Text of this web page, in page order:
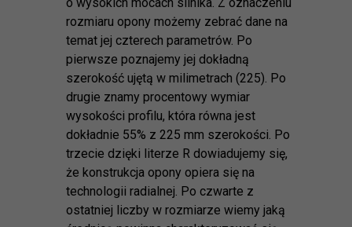
rozmiaru opony możemy zebrać dane na
temat jej czterech parametrów. Po
pierwsze poznajemy jej dokładną
szerokość ujętą w milimetrach (225). Po
drugie znamy procentowy wymiar
wysokości profilu, która równa jest
dokładnie 55% z 225 mm szerokości. Po
trzecie dzięki literze R dowiadujemy się,
że konstrukcja opony opiera się na
technologii radialnej. Po czwarte z
ostatniej liczby w rozmiarze wiemy jaką